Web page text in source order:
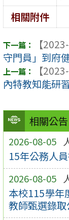
相關公告
2026-08-05
15年公務人
2026-08-05
本校115學年
教師甄選錄
相關附件
【
守門員」到府
【
內特教知能研